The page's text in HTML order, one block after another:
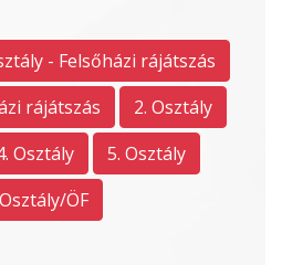
- Felsőházi rájátszás
rájátszás
2. Osztály
Osztály
5. Osztály
ÖF